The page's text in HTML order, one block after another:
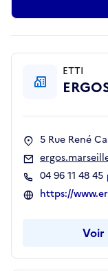
ETTI
5 Rue René
04 96 11 48 45
https://
Voir